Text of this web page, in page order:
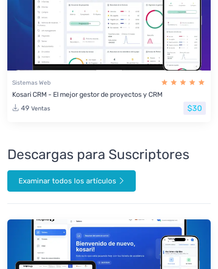
Sistemas Web
Kosari CRM - El mejor gestor de proyectos y CRM
49 Ventas $30
Descargas para Suscriptores
Examinar todos los artículos